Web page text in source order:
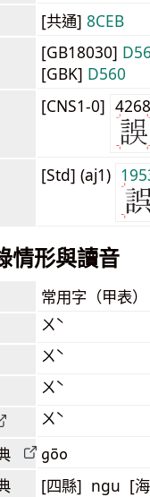
[共通] 8CEB
[GB18030]
[GBK] D560
[CNS1-0] 4268
[Std] (aj1)
情形與讀音
常用字（甲表）
ㄨˋ
ㄨˋ
ㄨˋ
ㄨˋ
gōo
[四縣] ngu [